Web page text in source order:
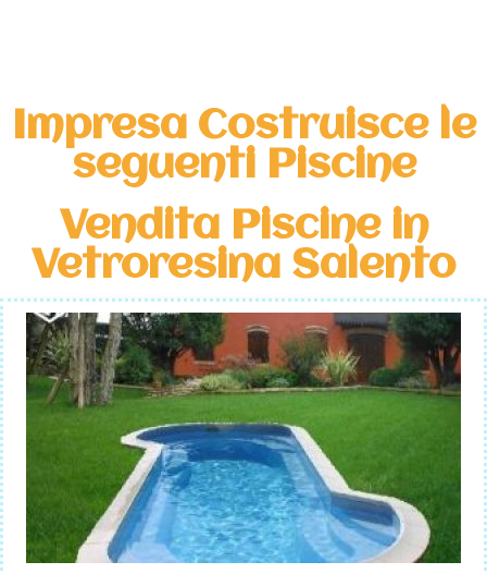
Impresa Costruisce le
seguenti Piscine
Vendita Piscine in
Vetroresina Salento